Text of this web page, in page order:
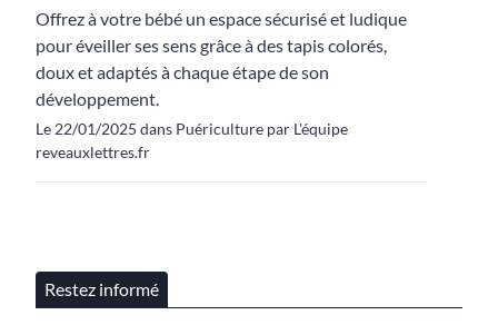
Offrez à votre bébé un espace sécurisé et ludique
pour éveiller ses sens grâce à des tapis colorés,
doux et adaptés à chaque étape de son
développement.
Le 22/01/2025 dans Puériculture par L'équipe
reveauxlettres.fr
Restez informé